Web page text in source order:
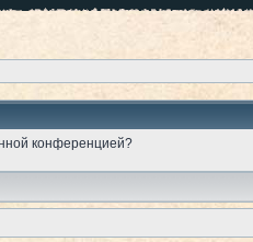
конференцией?